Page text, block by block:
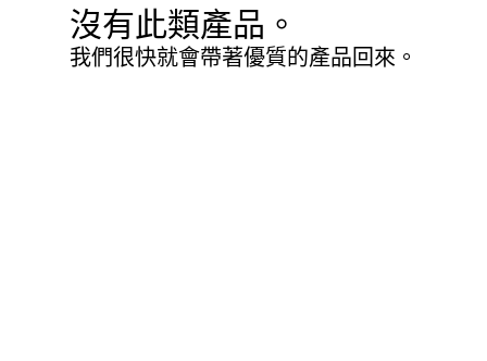
沒有此類產品。
我們很快就會帶著優質的產品回來。